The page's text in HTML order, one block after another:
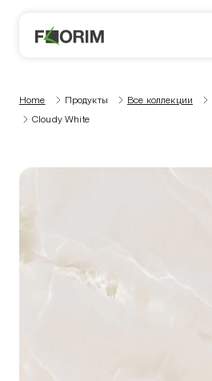
Home Продукты Все коллекции
Cloudy White